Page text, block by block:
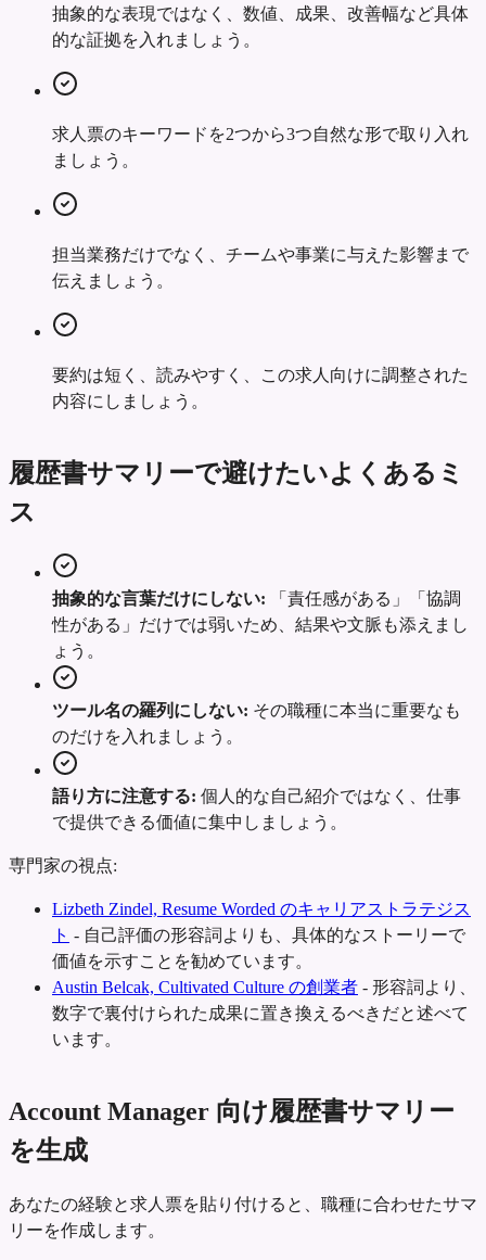
抽象的な表現ではなく、数値、成果、改善幅など具体
的な証拠を入れましょう。
求人票のキーワードを2つから3つ自然な形で取り入れ
ましょう。
担当業務だけでなく、チームや事業に与えた影響まで
伝えましょう。
要約は短く、読みやすく、この求人向けに調整された
内容にしましょう。
履歴書サマリーで避けたいよくあるミ
ス
抽象的な言葉だけにしない:
「責任感がある」「協調
性がある」だけでは弱いため、結果や文脈も添えまし
ょう。
ツール名の羅列にしない: その職種に本当に重要なも
のだけを入れましょう。
語り方に注意する: 個人的な自己紹介ではなく、仕事
で提供できる価値に集中しましょう。
専門家の視点:
Lizbeth Zindel, Resume Worded のキャリアストラテジス
ト - 自己評価の形容詞よりも、具体的なストーリーで
価値を示すことを勧めています。
Austin Belcak, Cultivated Culture の創業者 - 形容詞より、
数字で裏付けられた成果に置き換えるべきだと述べて
います。
Account Manager 向け履歴書サマリー
を生成
あなたの経験と求人票を貼り付けると、職種に合わせたサマ
リーを作成します。